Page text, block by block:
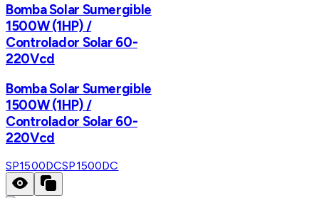
Bomba Solar Sumergible
1500W (1HP) /
Controlador Solar 60-
220Vcd
Bomba Solar Sumergible
1500W (1HP) /
Controlador Solar 60-
220Vcd
SP1500DCSP1500DC